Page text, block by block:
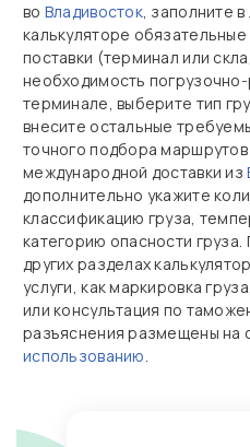
во Владивосток, заполните
калькуляторе
поставки (терминал или
необходимость
терминале, выберите тип
внесите остальные
точного подбора
международной доставки из
дополнительно укажите
классификацию груза,
категорию опасности
других разделах
услуги, как маркировка
или консультация по
разъяснения размещены на
использованию.